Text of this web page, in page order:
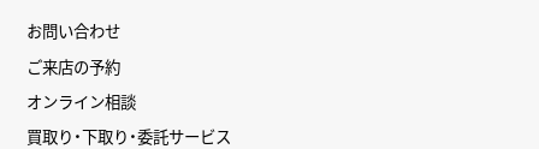
お問い合わせ
ご来店の予約
オンライン相談
買取り・下取り・委託サービス